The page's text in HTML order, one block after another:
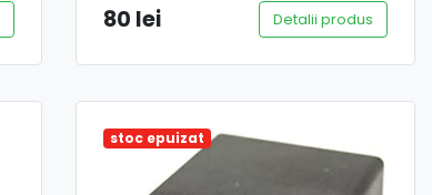
80 lei Detalii produs
stoc epuizat